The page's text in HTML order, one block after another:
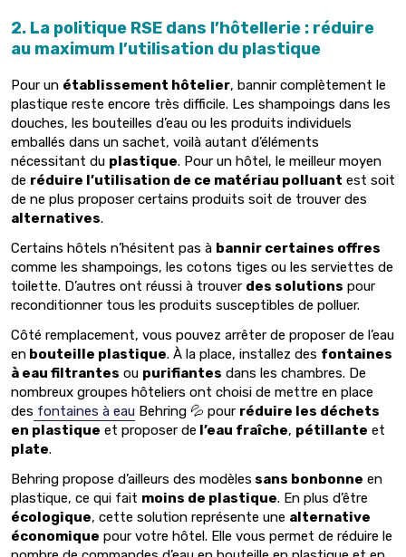
2. La politique RSE dans l’hôtellerie : réduire
au maximum l’utilisation du plastique
Pour un établissement hôtelier, bannir complètement le
plastique reste encore très difficile. Les shampoings dans les
douches, les bouteilles d’eau ou les produits individuels
emballés dans un sachet, voilà autant d’éléments
nécessitant du plastique. Pour un hôtel, le meilleur moyen
de réduire l’utilisation de ce matériau polluant est soit
de ne plus proposer certains produits soit de trouver des
alternatives.
Certains hôtels n’hésitent pas à bannir certaines offres
comme les shampoings, les cotons tiges ou les serviettes de
toilette. D’autres ont réussi à trouver des solutions pour
reconditionner tous les produits susceptibles de polluer.
Côté remplacement, vous pouvez arrêter de proposer de l’eau
en bouteille plastique. À la place, installez des fontaines
à eau filtrantes ou purifiantes dans les chambres. De
nombreux groupes hôteliers ont choisi de mettre en place
des fontaines à eau Behring 💦 pour réduire les déchets
en plastique et proposer de l’eau fraîche, pétillante et
plate.
Behring propose d’ailleurs des modèles sans bonbonne en
plastique, ce qui fait moins de plastique. En plus d’être
écologique, cette solution représente une alternative
économique pour votre hôtel. Elle vous permet de réduire le